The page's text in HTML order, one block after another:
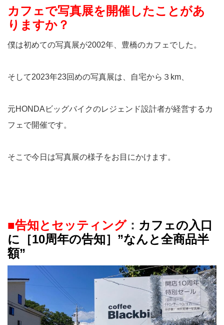
カフェで写真展を開催したことがあ
りますか？
僕は初めての写真展が2002年、豊橋のカフェでした。
そして2023年23回めの写真展は、自宅から３km、
元HONDAビッグバイクのレジェンド設計者が経営するカ
フェで開催です。
そこで今日は写真展の様子をお目にかけます。
■告知とセッティング： カフェの入口
に［10周年の告知］”なんと全商品半
額”